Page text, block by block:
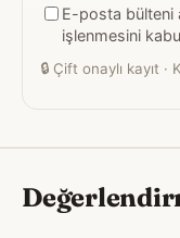
adresiniz
E-posta bülteni
işlenmesini
🔒 Çift onaylı kayıt ·